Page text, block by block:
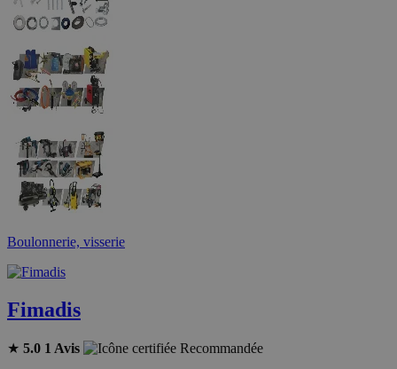
Boulonnerie, visserie
Fimadis
★ 5.0 1 Avis
Recommandée